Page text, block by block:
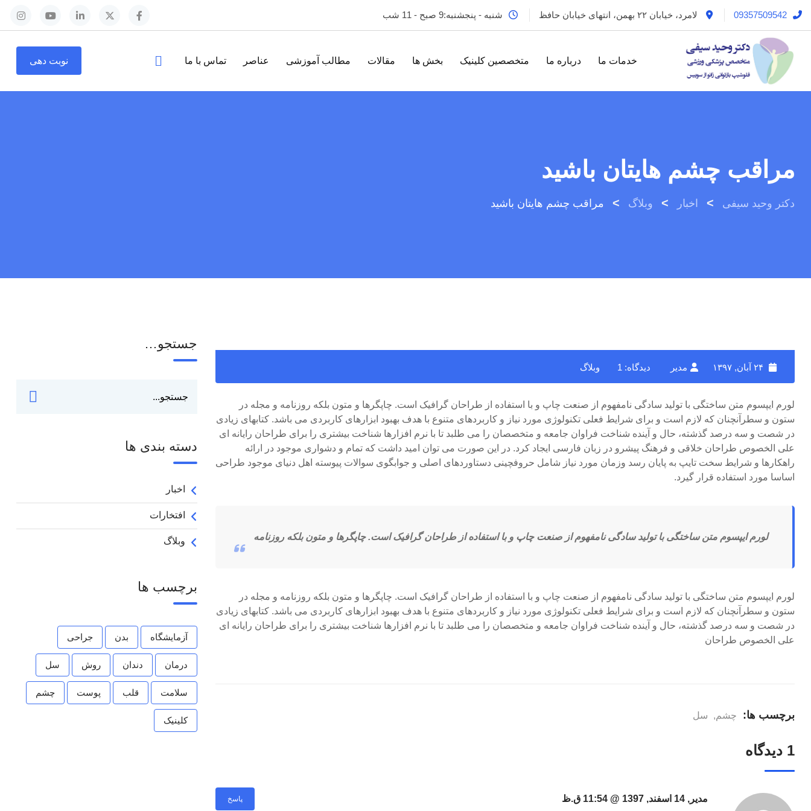
09357509542 لامرد، خیابان ۲۲ بهمن، انتهای خیابان حافظ شنبه - پنجشنبه:9 صبح - 11 شب
خدمات ما درباره ما متخصصین کلینیک بخش ها مقالات مطالب آموزشی عناصر تماس با ما نوبت دهی
مراقب چشم هایتان باشید
دکتر وحید سیفی > اخبار > وبلاگ > مراقب چشم هایتان باشید
مدیر دیدگاه: 1 وبلاگ
لورم ایپسوم متن ساختگی با تولید سادگی نامفهوم از صنعت چاپ و با استفاده از طراحان گرافیک است. چاپگرها و متون بلکه روزنامه و مجله در
ستون و سطرآنچنان که لازم است و برای شرایط فعلی تکنولوژی مورد نیاز و کاربردهای متنوع با هدف بهبود ابزارهای کاربردی می باشد. کتابهای زیادی
در شصت و سه درصد گذشته، حال و آینده شناخت فراوان جامعه و متخصصان را می طلبد تا با نرم افزارها شناخت بیشتری را برای طراحان رایانه ای
علی الخصوص طراحان خلاقی و فرهنگ پیشرو در زبان فارسی ایجاد کرد. در این صورت می توان امید داشت که تمام و دشواری موجود در ارائه
راهکارها و شرایط سخت تایپ به پایان رسد وزمان مورد نیاز شامل حروفچینی دستاوردهای اصلی و جوابگوی سوالات پیوسته اهل دنیای موجود طراحی
اساسا مورد استفاده قرار گیرد.
لورم ایپسوم متن ساختگی با تولید سادگی نامفهوم از صنعت چاپ و با استفاده از طراحان گرافیک است. چاپگرها و متون بلکه روزنامه
لورم ایپسوم متن ساختگی با تولید سادگی نامفهوم از صنعت چاپ و با استفاده از طراحان گرافیک است. چاپگرها و متون بلکه روزنامه و مجله در
ستون و سطرآنچنان که لازم است و برای شرایط فعلی تکنولوژی مورد نیاز و کاربردهای متنوع با هدف بهبود ابزارهای کاربردی می باشد. کتابهای زیادی
در شصت و سه درصد گذشته، حال و آینده شناخت فراوان جامعه و متخصصان را می طلبد تا با نرم افزارها شناخت بیشتری را برای طراحان رایانه ای
علی الخصوص طراحان
برچسب ها: چشم, سل
1 دیدگاه
مدیر, 14 اسفند, 1397 @ 11:54 ق.ظ پاسخ
جستجو…
دسته بندی ها
اخبار
افتخارات
وبلاگ
برچسب ها
آزمایشگاه بدن جراحی
درمان دندان روش سل
سلامت قلب پوست چشم
کلینیک